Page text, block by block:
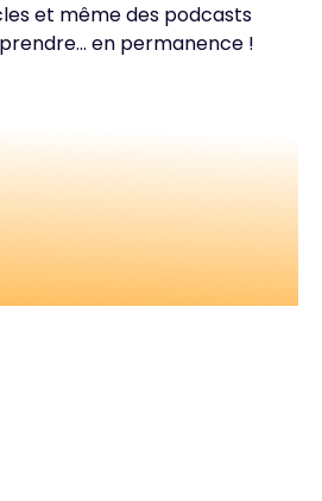
et même des podcasts
en permanence !